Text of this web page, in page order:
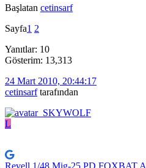
Başlatan cetinsarf
Sayfa1 2
Yanıtlar: 10
Gösterim: 13,313
24 Mart 2010, 20:44:17
cetinsarftarafından
L
Revell 1/48 Mig-25 PD FOXBAT A